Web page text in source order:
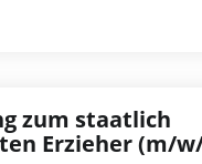
zum staatlich
Erzieher (m/